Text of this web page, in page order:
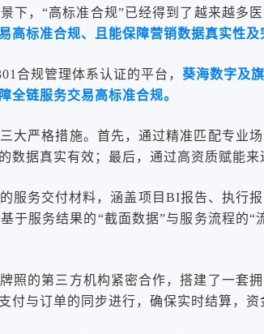
下，“高标准合规”已经得到了越来越多
高标准合规、且能保障营销数据真实性及
合规管理体系认证的平台， 葵海数字及
全链服务交易高标准合规。
大严格措施。首先，通过精准匹配专业
数据真实有效；最后，通过高资质赋能来
服务交付材料，涵盖项目BI报告、执行
于服务结果的“截面数据”与服务流程的
照的第三方机构紧密合作，搭建了一套
付与订单的同步进行，确保实时结算，资